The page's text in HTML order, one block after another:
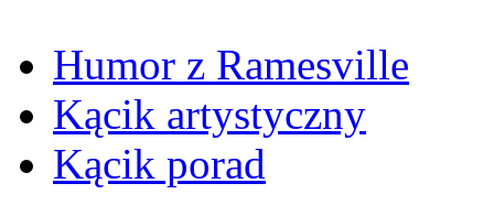
Humor z Ramesville
Kącik artystyczny
Kącik porad